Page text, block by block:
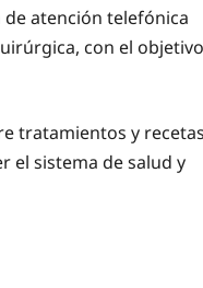
atención telefónica
con el objetivo
tratamientos y
el sistema de salud y